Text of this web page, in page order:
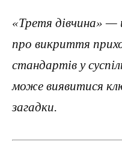
«Третя дівчина» —
про викриття
стандартів у
може виявитися
загадки.